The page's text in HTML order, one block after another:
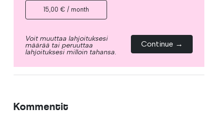
15,00 € / month
Voit muuttaa lahjoituksesi
määrää tai peruuttaa
lahjoituksesi milloin tahansa.
Continue →
Kommentit